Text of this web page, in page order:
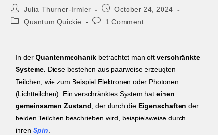
Julia Thurner-Irmler
October 24, 2024
Quantum Quickie
1 Comment
In derQuantenmechanik betrachtet man oftverschränkte
Systeme. Diese bestehen aus paarweise erzeugten
Teilchen, wie zum Beispiel Elektronen oder Photonen
(Lichtteilchen). Ein verschränktes System hateinen
gemeinsamen Zustand, der durch die Eigenschaftender
beiden Teilchen beschrieben wird, beispielsweise durch
ihrenSpin.